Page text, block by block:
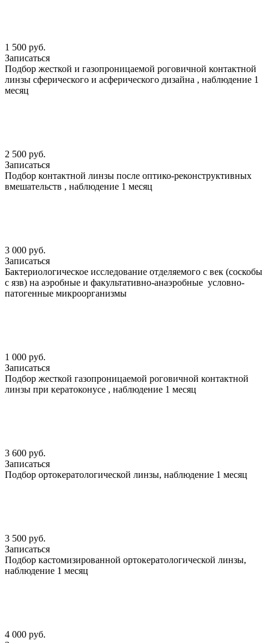
1 500 руб.
Записаться
Подбор жесткой и газопроницаемой роговичной контактной
линзы сферического и асферического дизайна , наблюдение 1
месяц
2 500 руб.
Записаться
Подбор контактной линзы после оптико-реконструктивных
вмешательств , наблюдение 1 месяц
3 000 руб.
Записаться
Бактериологическое исследование отделяемого с век (соскобы
с язв) на аэробные и факультативно-анаэробные условно-
патогенные микроорганизмы
1 000 руб.
Записаться
Подбор жесткой газопроницаемой роговичной контактной
линзы при кератоконусе , наблюдение 1 месяц
3 600 руб.
Записаться
Подбор ортокератологической линзы, наблюдение 1 месяц
3 500 руб.
Записаться
Подбор кастомизированной ортокератологической линзы,
наблюдение 1 месяц
4 000 руб.